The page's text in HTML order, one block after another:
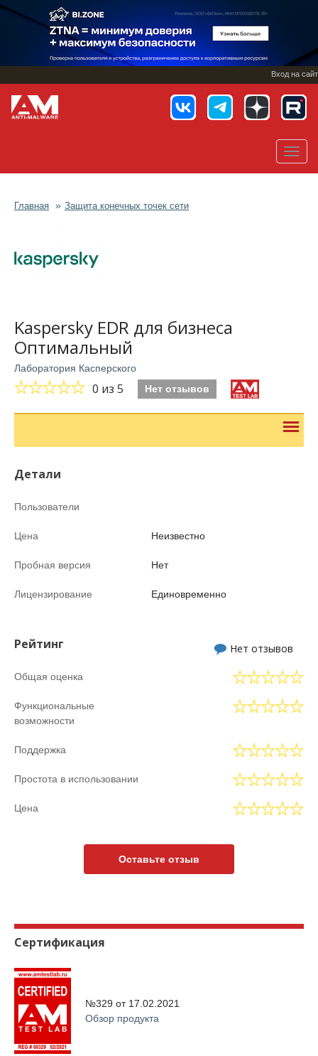
Перейти
основному
Вход на сайт
Главная Защита конечных точек сети
Kaspersky EDR для бизнеса
Оптимальный
Лаборатория Касперского
0 из 5 Нет отзывов
Детали
Пользователи
Цена Неизвестно
Пробная версия Нет
Лицензирование Единовременно
Рейтинг Нет отзывов
Общая оценка
Функциональные
возможности
Поддержка
Простота в использовании
Цена
Оставьте отзыв
Сертификация
№329 от 17.02.2021
Обзор продукта